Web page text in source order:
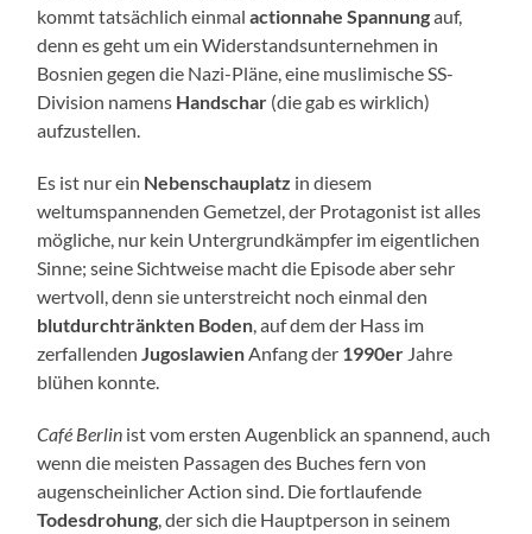
kommt tatsächlich einmalactionnahe Spannungauf,
denn es geht um ein Widerstandsunternehmen in
Bosnien gegen die Nazi-Pläne, eine muslimische SS-
Division namens Handschar (die gab es wirklich)
aufzustellen.
Es ist nur ein Nebenschauplatz in diesem
weltumspannenden Gemetzel, der Protagonist ist alles
mögliche, nur kein Untergrundkämpfer im eigentlichen
Sinne; seine Sichtweise macht die Episode aber sehr
wertvoll, denn sie unterstreicht noch einmal den
blutdurchtränkten Boden, auf dem der Hass im
zerfallendenJugoslawienAnfang der 1990er Jahre
blühen konnte.
Café Berlin ist vom ersten Augenblick an spannend, auch
wenn die meisten Passagen des Buches fern von
augenscheinlicher Action sind. Die fortlaufende
Todesdrohung, der sich die Hauptperson in seinem